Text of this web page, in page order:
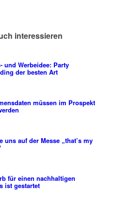
interessieren
und Werbeidee: Party
der besten Art
müssen im Prospekt
uns auf der Messe „that’s my
für einen nachhaltigen
ist gestartet